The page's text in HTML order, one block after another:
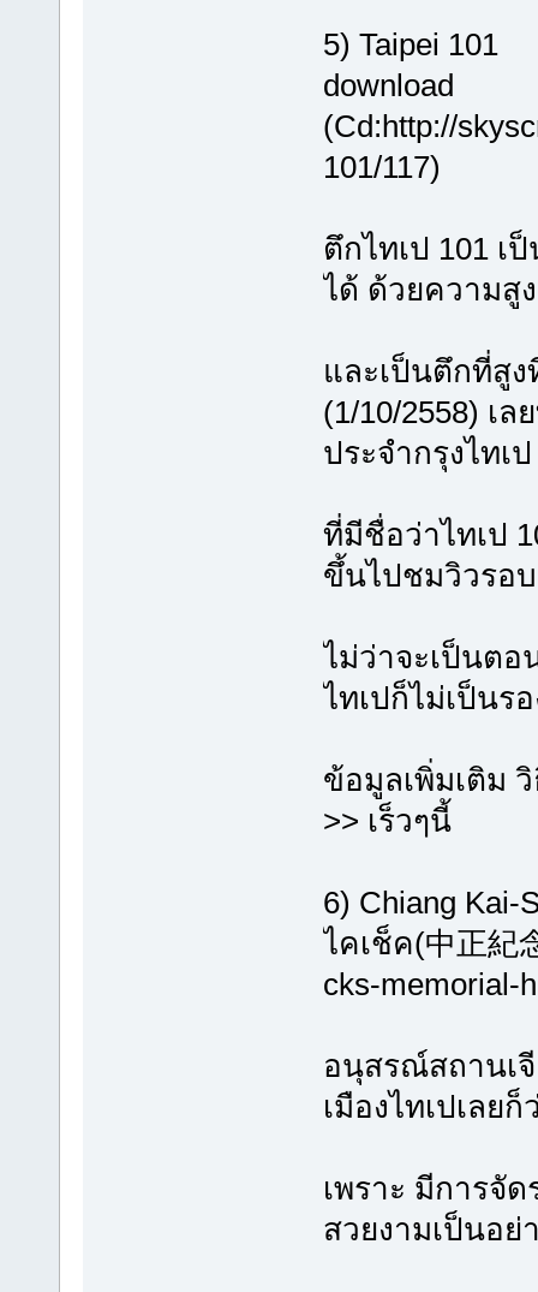
5) Taipei 101
download
(Cd:http://
101/117)
ตึกไทเป 101 เ
ได้ ด้วยความสู
และเป็นตึกที่สู
(1/10/2558) เ
ประจำกรุงไทเป
ที่มีชื่อว่าไทเป
ขึ้นไปชมวิวรอ
ไม่ว่าจะเป็นตอ
ไทเปก็ไม่เป็นร
ข้อมูลเพิ่มเติม
>> เร็วๆนี้
6) Chiang
ไคเช็ค(中正紀
cks-memorial-
อนุสรณ์สถานเ
เมืองไทเปเลยก็
เพราะ มีการจั
สวยงามเป็นอย่